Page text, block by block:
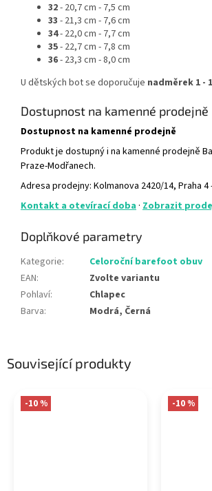
Související produkty
-10 % -10 %
32- 20,7 cm - 7,5 cm
33 - 21,3 cm - 7,6 cm
34- 22,0 cm - 7,7 cm
35- 22,7 cm - 7,8 cm
36- 23,3 cm - 8,0 cm
U dětských bot se doporučuje nadměrek 1 -
Dostupnost na kamenné prodejně
Dostupnost na kamenné prodejně
Produkt je dostupný i na kamenné prodejně
Praze-Modřanech.
Adresa prodejny: Kolmanova 2420/14, Praha 4
Kontakt a otevírací doba · Zobrazit
Doplňkové parametry
Kategorie:
Celoroční barefoot obuv
EAN:
Zvolte variantu
Pohlaví:
Chlapec
Barva: Modrá, Černá